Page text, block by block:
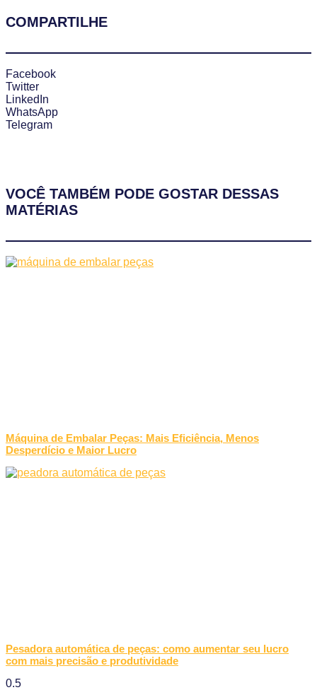
COMPARTILHE
Facebook
Twitter
LinkedIn
WhatsApp
Telegram
VOCÊ TAMBÉM PODE GOSTAR DESSAS
MATÉRIAS
Máquina de Embalar Peças: Mais Eficiência, Menos
Desperdício e Maior Lucro
Pesadora automática de peças: como aumentar seu lucro
com mais precisão e produtividade